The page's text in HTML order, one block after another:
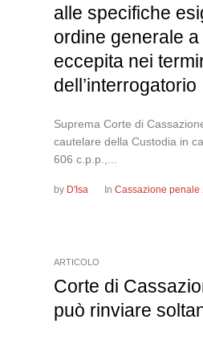
alle specifiche
ordine generale
eccepita nei
dell’interrogatorio
Suprema Corte di
cautelare della Custodia in
606 c.p.p.,...
by D'Isa InCassazione penale
ARTICOLO
Corte di
può rinviare